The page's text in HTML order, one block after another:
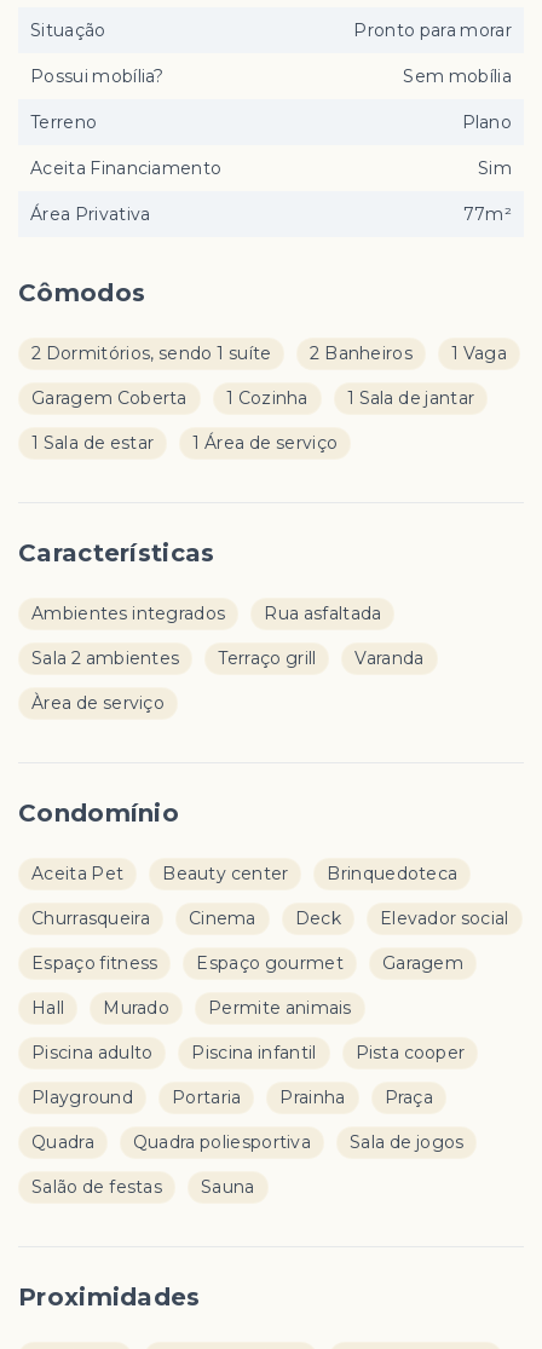
Cômodos
2 Dormitórios, sendo 1 suíte 2 Banheiros 1 Vaga
Garagem Coberta 1 Cozinha 1 Sala de jantar
1 Sala de estar 1 Área de serviço
Características
Ambientes integrados Rua asfaltada
Sala 2 ambientes Terraço grill Varanda
Àrea de serviço
Condomínio
Aceita Pet Beauty center Brinquedoteca
Churrasqueira Cinema Deck Elevador social
Espaço fitness Espaço gourmet Garagem
Hall Murado Permite animais
Piscina adulto Piscina infantil Pista cooper
Playground Portaria Prainha Praça
Quadra Quadra poliesportiva Sala de jogos
Salão de festas Sauna
Proximidades
Situação Pronto para morar
Possui mobília? Sem mobília
Terreno Plano
Aceita Financiamento Sim
Área Privativa 77m²